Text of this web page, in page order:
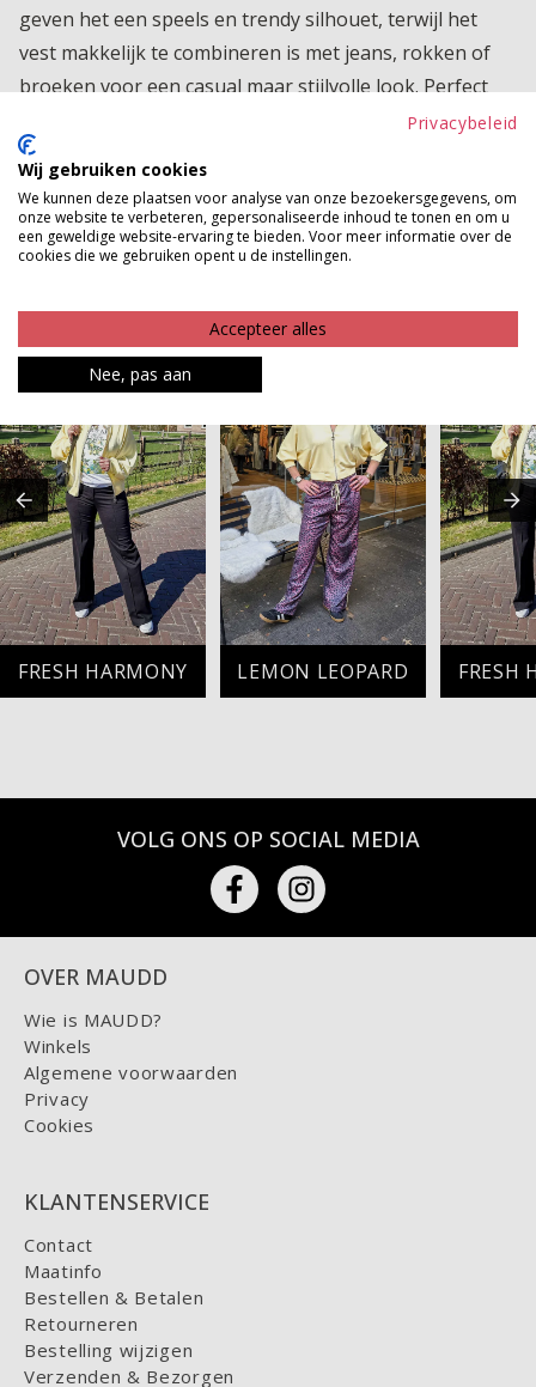
geven het een speels en trendy silhouet, terwijl het
vest makkelijk te combineren is met jeans, rokken of
broeken voor een casual maar stijlvolle look. Perfect
om een outfit net dat beetje extra comfort en karakter
te geven.
Product kenmerken
Betaalinformatie
MAAK JE LOOK COMPLEET
FRESH HARMONY LEMON LEOPARD FRESH
VOLG ONS OP SOCIAL MEDIA
OVER MAUDD
Wie is MAUDD?
Winkels
Algemene voorwaarden
Privacy
Cookies
KLANTENSERVICE
Contact
Maatinfo
Bestellen & Betalen
Retourneren
Bestelling wijzigen
Verzenden & Bezorgen
Privacybeleid
Wij gebruiken cookies
We kunnen deze plaatsen voor analyse van onze bezoekersgegevens, om
onze website te verbeteren, gepersonaliseerde inhoud te tonen en om u
een geweldige website-ervaring te bieden. Voor meer informatie over de
cookies die we gebruiken opent u de instellingen.
Accepteer alles
Nee, pas aan